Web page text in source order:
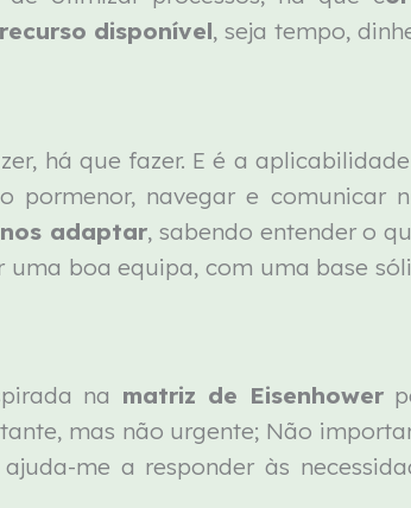
disponível, seja tempo,
há que fazer. E é a
pormenor, navegar e comunicar
adaptar, sabendo entender o
boa equipa, com uma base
na matriz de Eisenhower
mas não urgente; Não
me a responder às